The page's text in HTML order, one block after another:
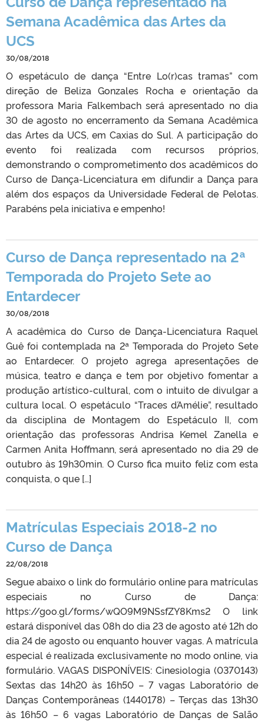
Semana Acadêmica das Artes da
UCS
30/08/2018
O espetáculo de dança “Entre Lo(r)cas tramas” com
direção de Beliza Gonzales Rocha e orientação da
professora Maria Falkembach será apresentado no dia
30 de agosto no encerramento da Semana Acadêmica
das Artes da UCS, em Caxias do Sul. A participação do
evento foi realizada com recursos próprios,
demonstrando o comprometimento dos acadêmicos do
Curso de Dança-Licenciatura em difundir a Dança para
além dos espaços da Universidade Federal de Pelotas.
Parabéns pela iniciativa e empenho!
Curso de Dança representado na 2ª
Temporada do Projeto Sete ao
Entardecer
30/08/2018
A acadêmica do Curso de Dança-Licenciatura Raquel
Guê foi contemplada na 2ª Temporada do Projeto Sete
ao Entardecer. O projeto agrega apresentações de
música, teatro e dança e tem por objetivo fomentar a
produção artístico-cultural, com o intuito de divulgar a
cultura local. O espetáculo “Traces d´Amélie”, resultado
da disciplina de Montagem do Espetáculo II, com
orientação das professoras Andrisa Kemel Zanella e
Carmen Anita Hoffmann, será apresentado no dia 29 de
outubro às 19h30min. O Curso fica muito feliz com esta
conquista, o que […]
Matrículas Especiais 2018-2 no
Curso de Dança
22/08/2018
Segue abaixo o link do formulário online para matrículas
especiais no Curso de Dança:
https://goo.gl/forms/wQO9M9NSsfZY8Kms2 O link
estará disponível das 08h do dia 23 de agosto até 12h do
dia 24 de agosto ou enquanto houver vagas. A matrícula
especial é realizada exclusivamente no modo online, via
formulário. VAGAS DISPONÍVEIS: Cinesiologia (0370143)
Sextas das 14h20 às 16h50 – 7 vagas Laboratório de
Danças Contemporâneas (1440178) – Terças das 13h30
às 16h50 – 6 vagas Laboratório de Danças de Salão